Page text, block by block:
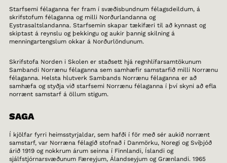
Starfsemi félaganna fer fram í svæðisbundnum félagsdeildum, á
skrifstofum félaganna og milli Norðurlandanna og
Eystrasaltslandanna. Starfsemin skapar tækifæri til að kynnast og
skiptast á reynslu og þekkingu og aukir þannig skilning á
menningartengslum okkar á Norðurlöndunum.
Skrifstofa Norden i Skolen er staðsett hjá regnhlífarsamtökunum
Sambandi Norrænu félaganna sem samhæfir samstarfið milli Norrænu
félaganna. Helsta hlutverk Sambands Norrænu félaganna er að
samhæfa og styðja við starfsemi Norrænu félaganna í því skyni að efla
norrænt samstarf á öllum stigum.
SAGA
Í kjölfar fyrri heimsstyrjaldar, sem hafði í för með sér aukið norrænt
samstarf, var Norræna félagið stofnað í Danmörku, Noregi og Svíþjóð
árið 1919 og nokkrum árum seinna í Finnlandi, Íslandi og
sjálfstjórnarsvæðunum Færeyjum, Álandseyjum og Grænlandi. 1965